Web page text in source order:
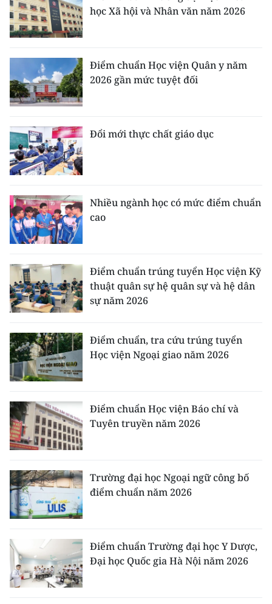
học Xã hội và Nhân văn năm 2026
Điểm chuẩn Học viện Quân y năm
2026 gần mức tuyệt đối
Đổi mới thực chất giáo dục
Nhiều ngành học có mức điểm chuẩn
cao
Điểm chuẩn trúng tuyển Học viện Kỹ
thuật quân sự hệ quân sự và hệ dân
sự năm 2026
Điểm chuẩn, tra cứu trúng tuyển
Học viện Ngoại giao năm 2026
Điểm chuẩn Học viện Báo chí và
Tuyên truyền năm 2026
Trường đại học Ngoại ngữ công bố
điểm chuẩn năm 2026
Điểm chuẩn Trường đại học Y Dược,
Đại học Quốc gia Hà Nội năm 2026